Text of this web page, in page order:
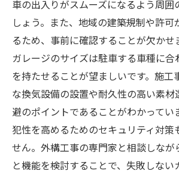
車の出入りがスムーズになるよう周囲
しょう。また、地域の建築規制や許可
るため、事前に確認することが欠かせ
ガレージのサイズは駐車する車種に
を持たせることが望ましいです。施工
な換気設備の設置や耐久性の高い素材
避のポイントであることがわかってい
犯性を高めるためのセキュリティ対策
せん。外構工事の専門家と相談しなが
と機能を検討することで、失敗しない